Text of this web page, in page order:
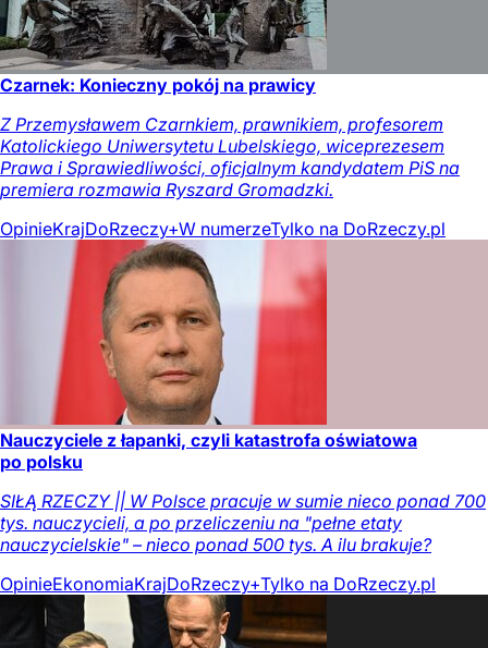
Czarnek: Konieczny pokój na prawicy
Z Przemysławem Czarnkiem, prawnikiem, profesorem
Katolickiego Uniwersytetu Lubelskiego, wiceprezesem
Prawa i Sprawiedliwości, oficjalnym kandydatem PiS na
premiera rozmawia Ryszard Gromadzki.
OpinieKrajDoRzeczy+W numerzeTylko na DoRzeczy.pl
Nauczyciele z łapanki, czyli katastrofa oświatowa
po polsku
SIŁĄ RZECZY || W Polsce pracuje w sumie nieco ponad 700
tys. nauczycieli, a po przeliczeniu na "pełne etaty
nauczycielskie" – nieco ponad 500 tys. A ilu brakuje?
OpinieEkonomiaKrajDoRzeczy+Tylko na DoRzeczy.pl